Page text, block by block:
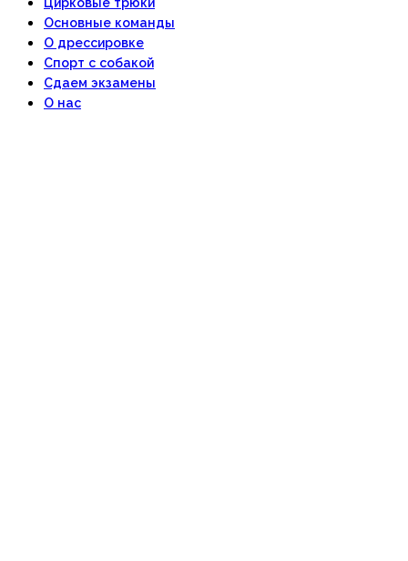
Цирковые трюки
Основные команды
О дрессировке
Спорт с собакой
Сдаем экзамены
О нас